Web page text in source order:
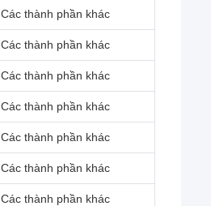
Các thành phần khác
Các thành phần khác
Các thành phần khác
Các thành phần khác
Các thành phần khác
Các thành phần khác
Các thành phần khác